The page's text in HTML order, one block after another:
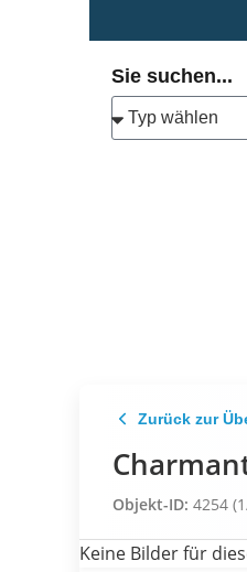
Sie suchen...
Zurück zur
Objekt-ID: 4254
Keine Bilder für